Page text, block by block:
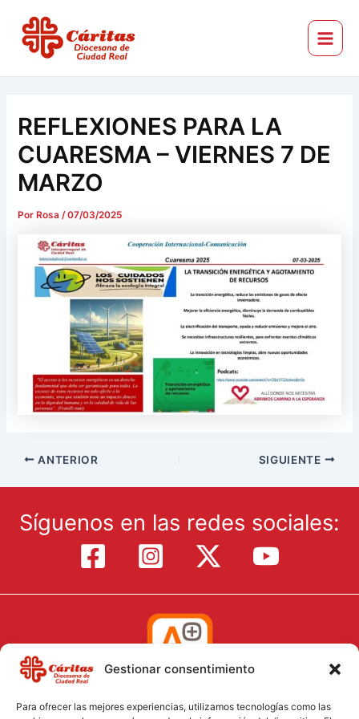
Gestionar consentimiento
Para ofrecer las mejores experiencias, utilizamos tecnologías como las
contenido
Menu
REFLEXIONES PARA LA
CUARESMA – VIERNES 7 DE
MARZO
PorRosa /07/03/2025
entradas
ANTERIOR SIGUIENTE
Síguenos en las redes sociales: